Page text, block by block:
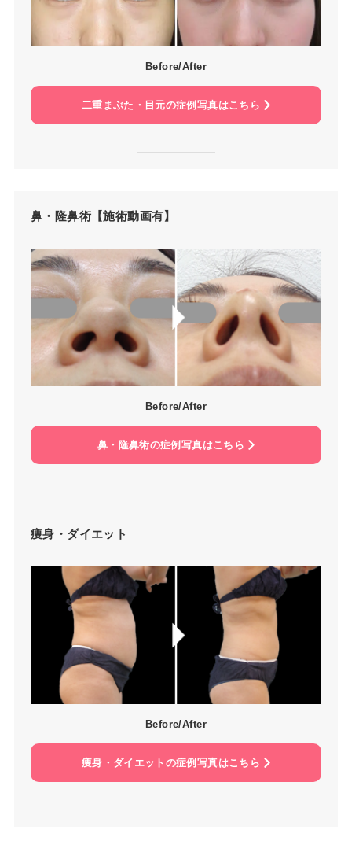
Before/After
二重まぶた・目元の症例写真はこちら
鼻・隆鼻術【施術動画有】
Before/After
鼻・隆鼻術の症例写真はこちら
痩身・ダイエット
Before/After
痩身・ダイエットの症例写真はこちら